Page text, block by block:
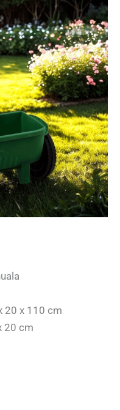
20 x 110 cm
20 cm